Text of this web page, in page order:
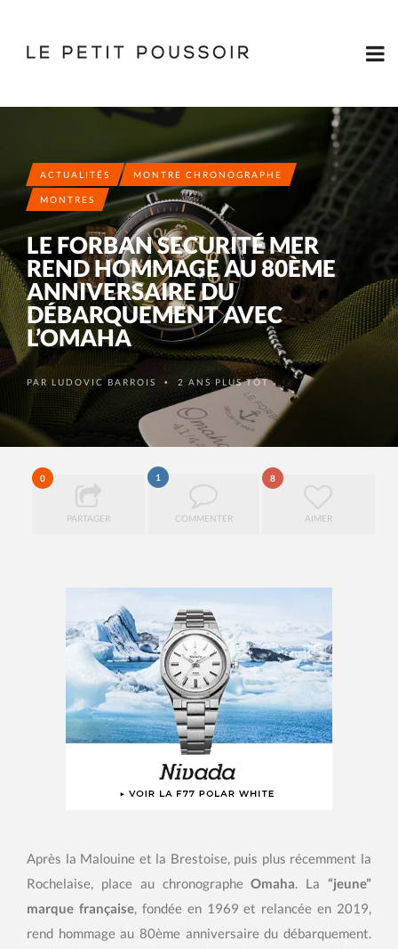
ACTUALITÉS MONTRE CHRONOGRAPHE
MONTRES
LE FORBAN SECURITÉ MER
REND HOMMAGE AU 80ÈME
ANNIVERSAIRE DU
DÉBARQUEMENT AVEC
L’OMAHA
PAR LUDOVIC BARROIS • 2 ANS PLUS TÔT
0
PARTAGER
1
COMMENTER
8
AIMER
Après la Malouine et la Brestoise, puis plus récemment la
Rochelaise, place au chronographeOmaha. La“jeune”
marque française, fondée en 1969 et relancée en 2019,
rend hommage au 80ème anniversaire du débarquement.